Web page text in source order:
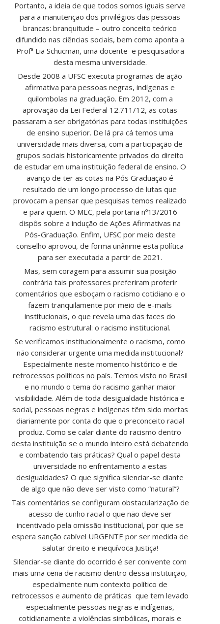
Portanto, a ideia de que todos somos iguais serve
para a manutenção dos privilégios das pessoas
brancas: branquitude – outro conceito teórico
difundido nas ciências sociais, bem como aponta a
Profª Lia Schucman, uma docente e pesquisadora
desta mesma universidade.
Desde 2008 a UFSC executa programas de ação
afirmativa para pessoas negras, indígenas e
quilombolas na graduação. Em 2012, com a
aprovação da Lei Federal 12.711/12, as cotas
passaram a ser obrigatórias para todas instituições
de ensino superior. De lá pra cá temos uma
universidade mais diversa, com a participação de
grupos sociais historicamente privados do direito
de estudar em uma instituição federal de ensino. O
avanço de ter as cotas na Pós Graduação é
resultado de um longo processo de lutas que
provocam a pensar que pesquisas temos realizado
e para quem. O MEC, pela portaria nº13/2016
dispôs sobre a indução de Ações Afirmativas na
Pós-Graduação. Enfim, UFSC por meio deste
conselho aprovou, de forma unânime esta política
para ser executada a partir de 2021.
Mas, sem coragem para assumir sua posição
contrária tais professores preferiram proferir
comentários que esboçam o racismo cotidiano e o
fazem tranquilamente por meio de e-mails
institucionais, o que revela uma das faces do
racismo estrutural: o racismo institucional.
Se verificamos institucionalmente o racismo, como
não considerar urgente uma medida institucional?
Especialmente neste momento histórico e de
retrocessos políticos no país. Temos visto no Brasil
e no mundo o tema do racismo ganhar maior
visibilidade. Além de toda desigualdade histórica e
social, pessoas negras e indígenas têm sido mortas
diariamente por conta do que o preconceito racial
produz. Como se calar diante do racismo dentro
desta instituição se o mundo inteiro está debatendo
e combatendo tais práticas? Qual o papel desta
universidade no enfrentamento a estas
desigualdades? O que significa silenciar-se diante
de algo que não deve ser visto como “natural”?
Tais comentários se configuram obstacularização de
acesso de cunho racial o que não deve ser
incentivado pela omissão institucional, por que se
espera sanção cabível URGENTE por ser medida de
salutar direito e inequívoca Justiça!
Silenciar-se diante do ocorrido é ser conivente com
mais uma cena de racismo dentro dessa instituição,
especialmente num contexto político de
retrocessos e aumento de práticas que tem levado
especialmente pessoas negras e indígenas,
cotidianamente a violências simbólicas, morais e